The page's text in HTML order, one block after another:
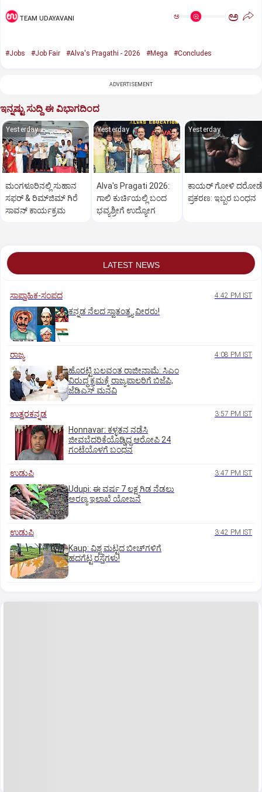
TEAM UDAYAVANI ಅ ಅ
#Jobs #Job Fair #Alva's Pragathi - 2026 #Mega #Concludes
ADVERTISEMENT
ಇನ್ನಷ್ಟು ಸುದ್ದಿ ಈ ವಿಭಾಗದಿಂದ
Yesterday
ಮಂಗಳೂರಿನಲ್ಲಿ ಸುಹಾನ
ಸಫರ್ & ರಿಮ್‌ಜಿಮ್ ಗಿರೆ
ಸಾವನ್ ಕಾರ್ಯಕ್ರಮ
Yesterday
Alva's Pragati 2026:
ಗಾಲಿ ಕುರ್ಚಿಯಲ್ಲಿ ಬಂದ
ಭವ್ಯಶ್ರೀಗೆ ಉದ್ಯೋಗ
Yesterday
ಕಾಯರ್ ಗೋಳಿ ದರೋಡೆ
ಪ್ರಕರಣ: ಇಬ್ಬರ ಬಂಧನ
LATEST NEWS
ಸಾಪ್ತಾಹಿಕ-ಸಂಪದ 4:42 PM IST
ಕನ್ನಡ ನೆಲದ ಸ್ವಾತಂತ್ರ್ಯ ವೀರರು!
ರಾಜ್ಯ 4:08 PM IST
ಹೊರಟ್ಟಿ ಬಲವಂತ ರಾಜೀನಾಮೆ: ಸಿಎಂ
ವಿರುದ್ಧ ಕ್ರಮಕ್ಕೆ ರಾಜ್ಯಪಾಲರಿಗೆ ಬಿಜೆಪಿ,
ಜೆಡಿಎಸ್ ಮನವಿ
ಉತ್ತರಕನ್ನಡ 3:57 PM IST
Honnavar: ಕಳ್ಳತನ ನಡೆಸಿ
ಜೀವಬೆದರಿಕೆಯೊಡ್ಡಿದ್ದ ಆರೋಪಿ 24
ಗಂಟೆಯೊಳಗೆ ಬಂಧನ
ಉಡುಪಿ 3:47 PM IST
Udupi: ಈ ವರ್ಷ 7 ಲಕ್ಷ ಗಿಡ ನೆಡಲು
ಅರಣ್ಯ ಇಲಾಖೆ ಯೋಜನೆ
ಉಡುಪಿ 3:42 PM IST
Kaup: ವಿಶ್ವ ಮಟ್ಟದ ಬೀಚ್‌ಗಳಿಗೆ
ಹದಗೆಟ್ಟ ರಸ್ತೆಗಳು!